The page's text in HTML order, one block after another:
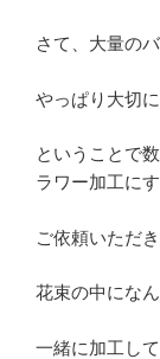
さて、大量の
やっぱり大切
ということで
ラワー加工に
ご依頼いただき
花束の中にな
一緒に加工し